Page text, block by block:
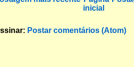
inicial
Postar comentários (Atom)